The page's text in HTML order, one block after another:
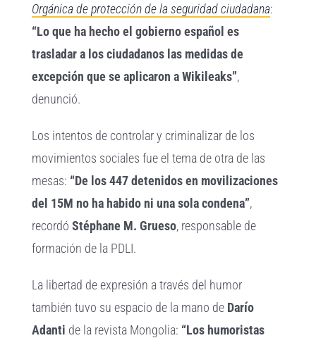
Orgánica de protección de la seguridad ciudadana:
“Lo que ha hecho el gobierno español es
trasladar a los ciudadanos las medidas de
excepción que se aplicaron a Wikileaks”,
denunció.
Los intentos de controlar y criminalizar de los
movimientos sociales fue el tema de otra de las
mesas: “De los 447 detenidos en movilizaciones
del 15M no ha habido ni una sola condena”,
recordóStéphane M. Grueso, responsable de
formación de la PDLI.
La libertad de expresión a través del humor
también tuvo su espacio de la mano de Darío
Adanti de la revista Mongolia: “Los humoristas